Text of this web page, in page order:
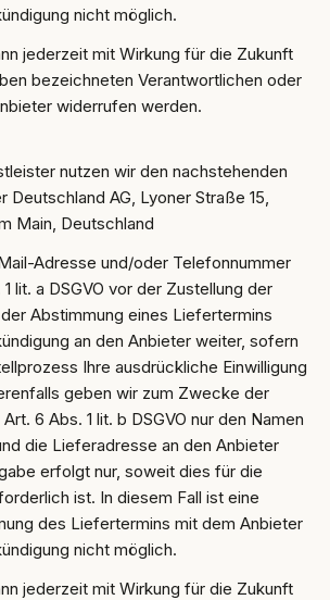
nicht möglich.
jederzeit mit Wirkung für die Zukunft
bezeichneten Verantwortlichen oder
widerrufen werden.
nutzen wir den nachstehenden
Deutschland AG, Lyoner Straße 15,
Main, Deutschland
Adresse und/oder Telefonnummer
lit. a DSGVO vor der Zustellung der
Abstimmung eines Liefertermins
an den Anbieter weiter, sofern
Ihre ausdrückliche Einwilligung
geben wir zum Zwecke der
6 Abs. 1 lit. b DSGVO nur den Namen
die Lieferadresse an den Anbieter
erfolgt nur, soweit dies für die
ist. In diesem Fall ist eine
des Liefertermins mit dem Anbieter
nicht möglich.
jederzeit mit Wirkung für die Zukunft